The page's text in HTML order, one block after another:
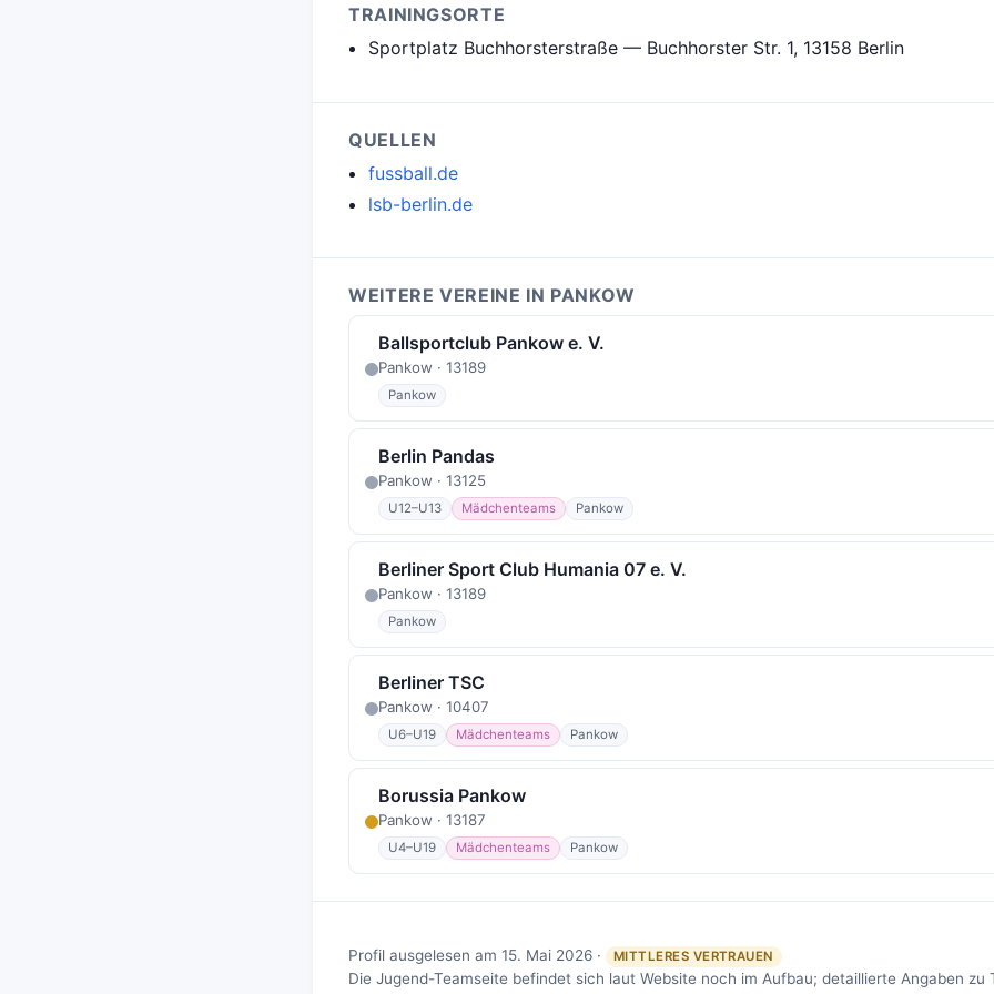
TRAININGSORTE
Sportplatz Buchhorsterstraße — Buchhorster Str. 1, 13158 Berlin
QUELLEN
fussball.de
lsb-berlin.de
WEITERE VEREINE IN PANKOW
Ballsportclub Pankow e. V.
Pankow · 13189
Pankow
Berlin Pandas
Pankow · 13125
U12–U13 Mädchenteams Pankow
Berliner Sport Club Humania 07 e. V.
Pankow · 13189
Pankow
Berliner TSC
Pankow · 10407
U6–U19 Mädchenteams Pankow
Borussia Pankow
Pankow · 13187
U4–U19 Mädchenteams Pankow
Profil ausgelesen am 15. Mai 2026 · MITTLERES VERTRAUEN
Die Jugend-Teamseite befindet sich laut Website noch im Aufbau; detaillierte Angaben zu